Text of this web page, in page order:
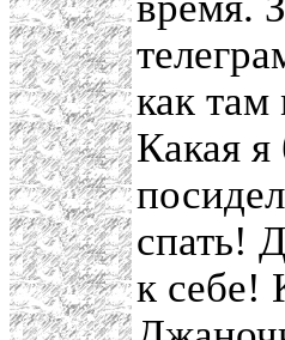
как там
Какая
спать!
к себе!